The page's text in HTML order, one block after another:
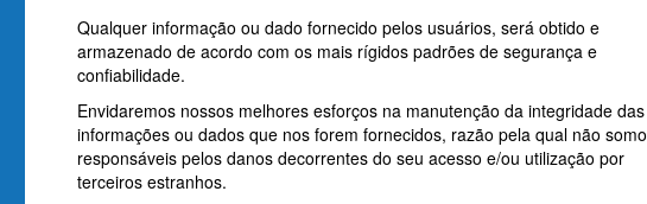
Qualquer informação ou dado fornecido pelos usuários, será obtido e
armazenado de acordo com os mais rígidos padrões de segurança e
confiabilidade.
Envidaremos nossos melhores esforços na manutenção da integridade das
informações ou dados que nos forem fornecidos, razão pela qual não
responsáveis pelos danos decorrentes do seu acesso e/ou utilização por
terceiros estranhos.